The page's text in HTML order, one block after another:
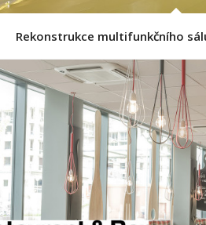
Rekonstrukce multifunkčního